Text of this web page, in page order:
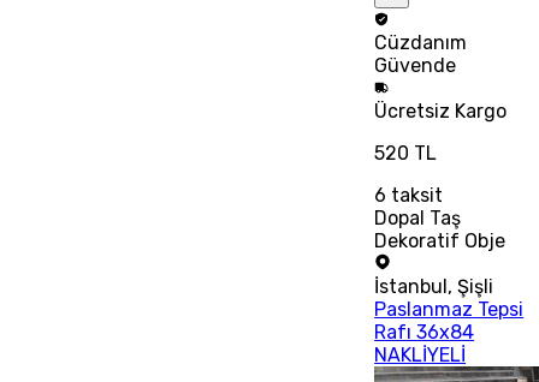
Cüzdanım
Güvende
Ücretsiz Kargo
520 TL
6 taksit
Dopal Taş
Dekoratif Obje
İstanbul ,Şişli
Paslanmaz Tepsi
Rafı 36x84
NAKLİYELİ